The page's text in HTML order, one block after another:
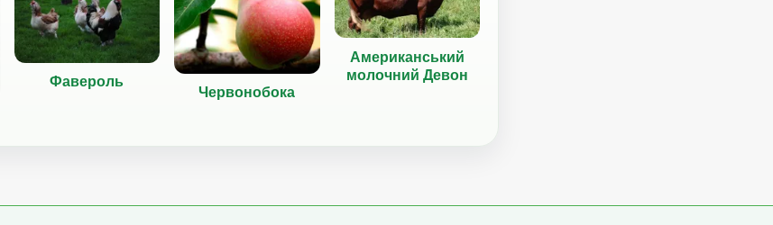
Фавероль
Червонобока
Американський
молочний Девон